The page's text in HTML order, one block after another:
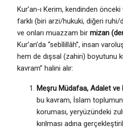
Kur’an-ı Kerim, kendinden önceki
farklı (biri arzi/hukuki, diğeri
ve onları muazzam bir mizan
Kur’an’da “sebîlillâh”, insan
hem de dışsal (zahiri) boyutunu
kavram” halini alır:
Meşru Müdafaa, Adalet ve
bu kavram, İslam
koruması, yeryüzündeki
kırılması adına